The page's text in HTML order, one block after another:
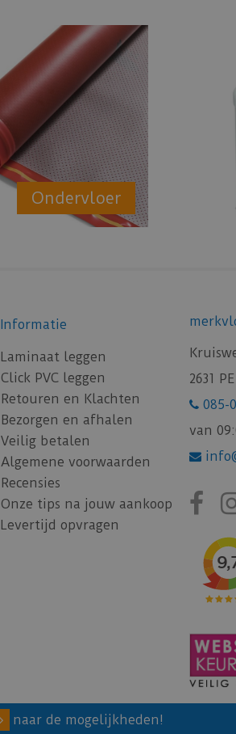
Ondervloer
Informatie
Laminaat leggen
Click PVC leggen
Retouren en Klachten
Bezorgen en afhalen
Veilig betalen
Algemene voorwaarden
Recensies
Onze tips na jouw aankoop
Levertijd opvragen
2631
085-
van
naar de mogelijkheden!